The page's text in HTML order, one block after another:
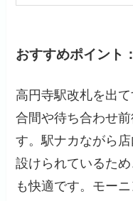
おすすめポイント：
高円寺駅改札を出
合間や待ち合わせ
す。駅ナカながら
設けられているた
も快適です。モー